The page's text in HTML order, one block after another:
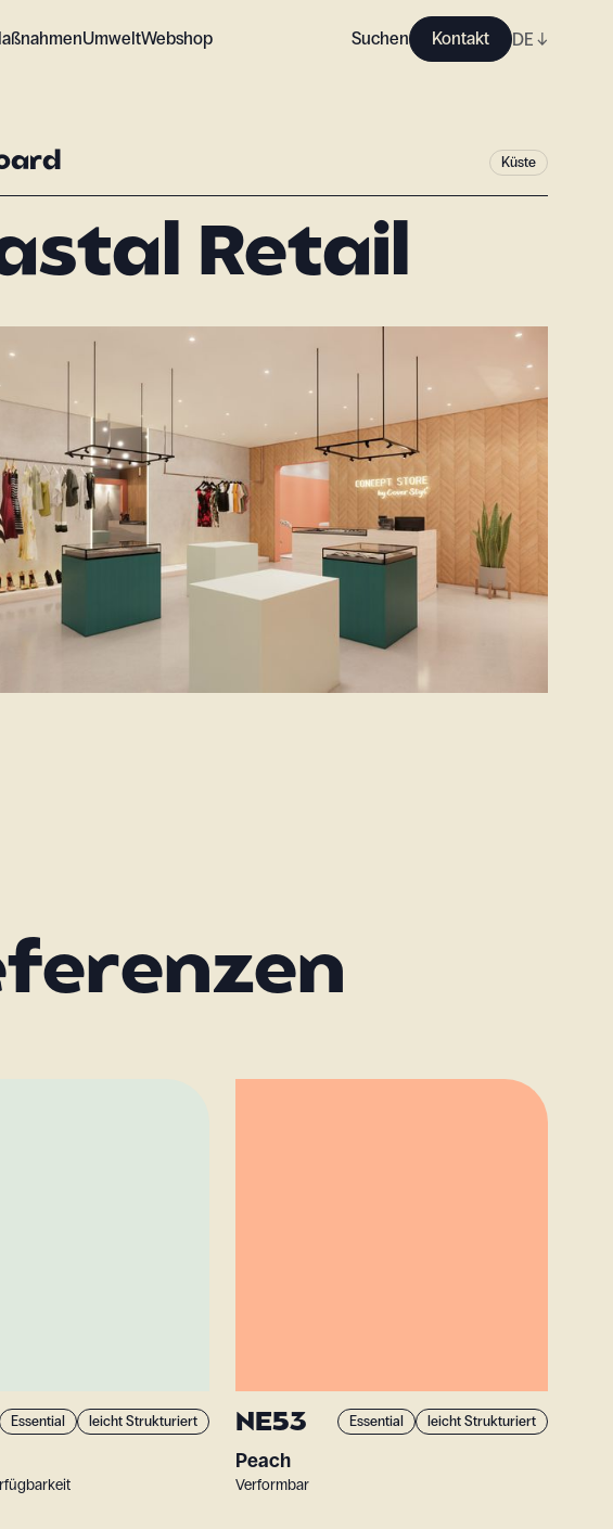
UmweltWebshop Suchen Kontakt DE ↓
Küste
Retail
Essential leicht Strukturiert NE53 Essential leicht Strukturiert
Peach
Verformbar